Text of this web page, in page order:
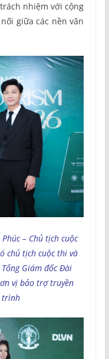
nhiệm với cộng
giữa các nền văn
– Chủ tịch cuộc
chủ tịch cuộc thi và
Giám đốc Đài
vị bảo trợ truyền
trình